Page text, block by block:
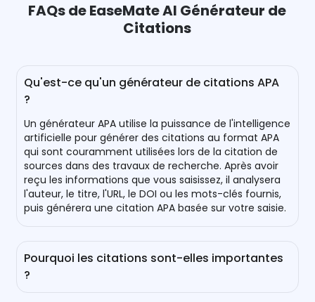
FAQs de EaseMate AI Générateur de
Citations
Qu'est-ce qu'un générateur de citations APA
?
Un générateur APA utilise la puissance de l'intelligence
artificielle pour générer des citations au format APA
qui sont couramment utilisées lors de la citation de
sources dans des travaux de recherche. Après avoir
reçu les informations que vous saisissez, il analysera
l'auteur, le titre, l'URL, le DOI ou les mots-clés fournis,
puis générera une citation APA basée sur votre saisie.
Pourquoi les citations sont-elles importantes
?